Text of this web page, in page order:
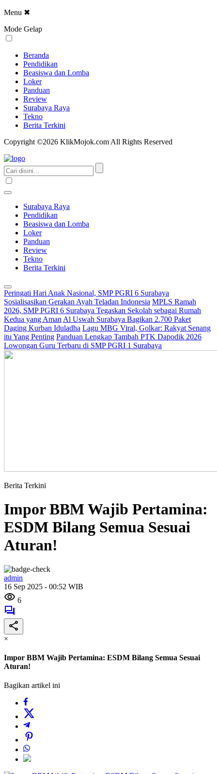
Menu ✖
Mode Gelap
Beranda
Pendidikan
Beasiswa dan Lomba
Loker
Panduan
Review
Surabaya Raya
Tekno
Berita Terkini
Copyright ©2026 KlikMojok.com All Rights Reserved
Surabaya Raya
Pendidikan
Beasiswa dan Lomba
Loker
Panduan
Review
Tekno
Berita Terkini
Peringati Hari Anak Nasional, SMP PGRI 6 Surabaya
Sosialisasikan Gerakan Ayah Teladan Indonesia MPLS Ramah
2026, SMP PGRI 6 Surabaya Tegaskan Sekolah sebagai Rumah
Kedua yang Aman Al Uswah Surabaya Bagikan 2.700 Paket
Daging Kurban Iduladha Lagu MBG Viral, Golkar: Rakyat Senang
itu Yang Penting Panduan Lengkap Tambah PTK Dapodik 2026
Lowongan Guru Terbaru di SMP PGRI 1 Surabaya
Berita Terkini
Impor BBM Wajib Pertamina:
ESDM Bilang Semua Sesuai
Aturan!
admin
16 Sep 2025 - 00:52 WIB
6
×
Impor BBM Wajib Pertamina: ESDM Bilang Semua Sesuai
Aturan!
Bagikan artikel ini